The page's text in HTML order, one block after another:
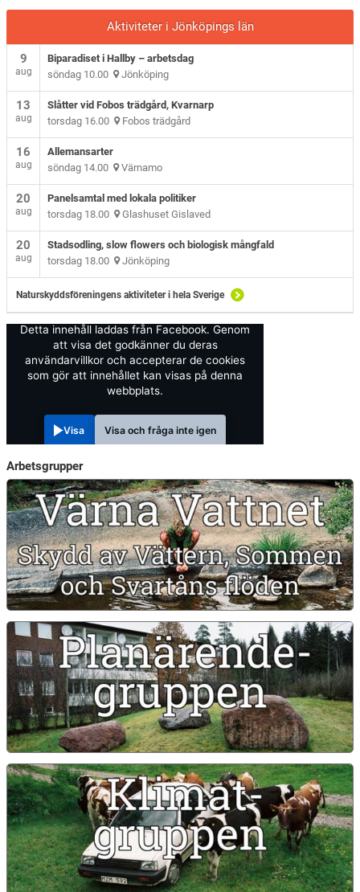
Aktiviteter i Jönköpings län
9
aug
Biparadiset i Hallby – arbetsdag
söndag 10.00 Jönköping
13
aug
Slåtter vid Fobos trädgård, Kvarnarp
torsdag 16.00 Fobos trädgård
16
aug
Allemansarter
söndag 14.00 Värnamo
20
aug
Panelsamtal med lokala politiker
torsdag 18.00 Glashuset Gislaved
20
aug
Stadsodling, slow flowers och biologisk mångfald
torsdag 18.00 Jönköping
Naturskyddsföreningens aktiviteter i hela Sverige
Detta innehåll laddas från Facebook. Genom
att visa det godkänner du deras
användarvillkor och accepterar de cookies
som gör att innehållet kan visas på denna
webbplats.
Visa Visa och fråga inte igen
Arbetsgrupper